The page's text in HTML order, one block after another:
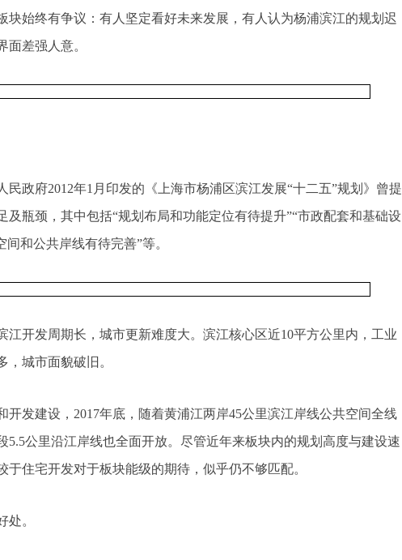
块始终有争议：有人坚定看好未来发展，有人认为杨浦滨江的规划迟
面差强人意。
民政府2012年1月印发的《上海市杨浦区滨江发展“十二五”规划》曾提
及瓶颈，其中包括“规划布局和功能定位有待提升”“市政配套和基础设
间和公共岸线有待完善”等。
江开发周期长，城市更新难度大。滨江核心区近10平方公里内，工业
，城市面貌破旧。
开发建设，2017年底，随着黄浦江两岸45公里滨江岸线公共空间全线
5.5公里沿江岸线也全面开放。尽管近年来板块内的规划高度与建设速
于住宅开发对于板块能级的期待，似乎仍不够匹配。
处。